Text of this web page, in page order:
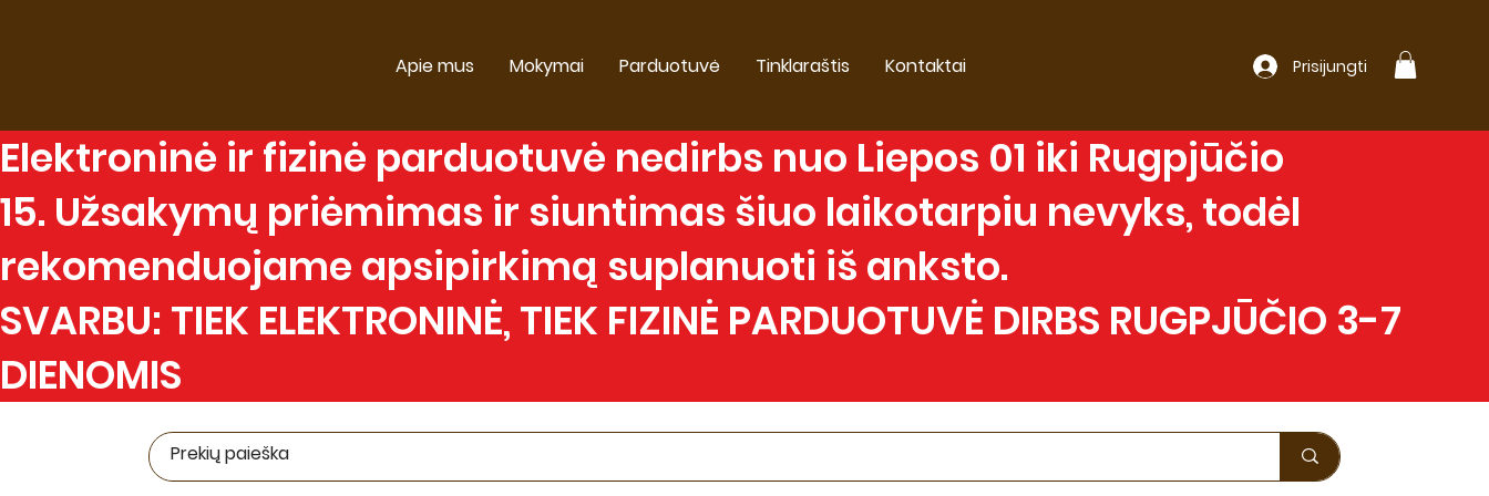
Prisijungti
Apie mus Mokymai Parduotuvė Tinklaraštis Kontaktai
Elektroninė ir fizinė parduotuvė nedirbs nuo Liepos 01 iki Rugpjūčio
15. Užsakymų priėmimas ir siuntimas šiuo laikotarpiu nevyks, todėl
rekomenduojame apsipirkimą suplanuoti iš anksto.
SVARBU: TIEK ELEKTRONINĖ, TIEK FIZINĖ PARDUOTUVĖ DIRBS RUGPJŪČIO 3-7
DIENOMIS